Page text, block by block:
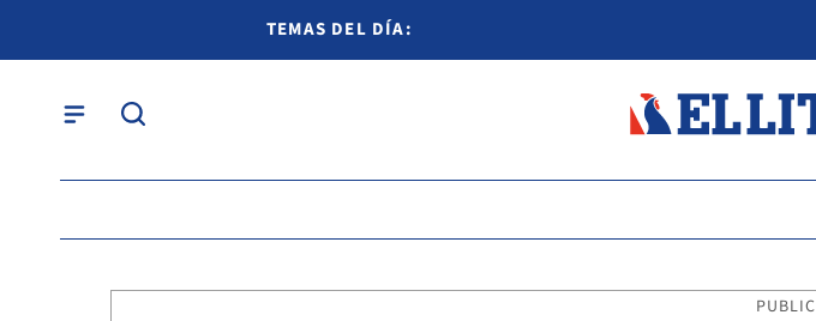
TEMAS DEL DÍA: